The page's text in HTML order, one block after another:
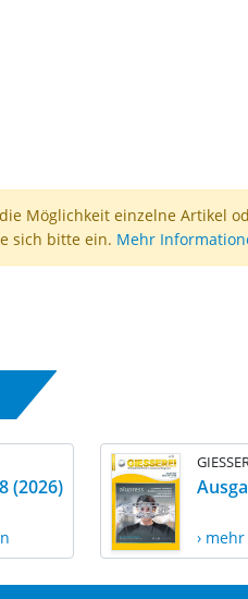
Möglichkeit einzelne Artikel
sich bitte ein. Mehr
(2026)
›